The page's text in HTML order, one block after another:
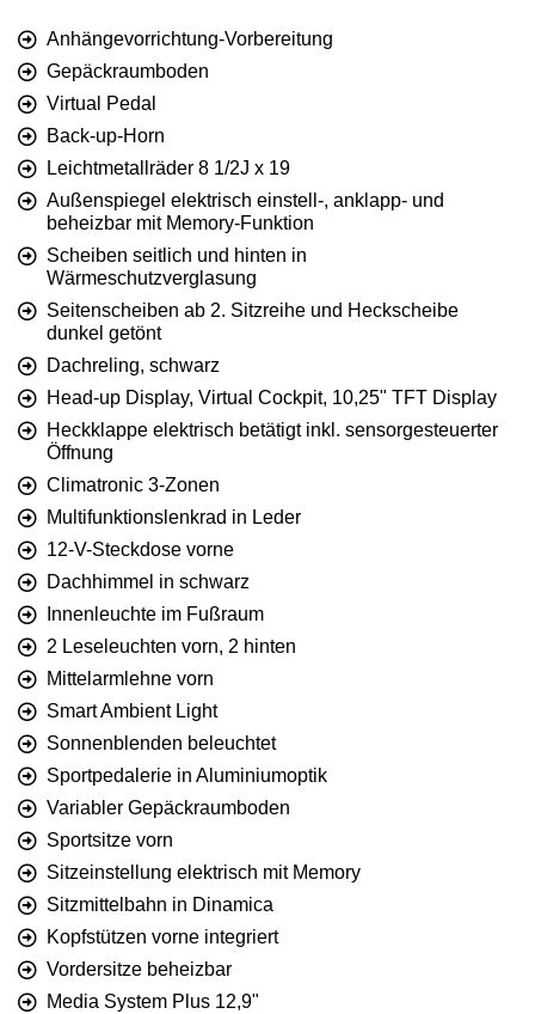
Anhängevorrichtung-Vorbereitung
Gepäckraumboden
Virtual Pedal
Back-up-Horn
Leichtmetallräder 8 1/2J x 19
Außenspiegel elektrisch einstell-, anklapp- und
beheizbar mit Memory-Funktion
Scheiben seitlich und hinten in
Wärmeschutzverglasung
Seitenscheiben ab 2. Sitzreihe und Heckscheibe
dunkel getönt
Dachreling, schwarz
Head-up Display, Virtual Cockpit, 10,25" TFT Display
Heckklappe elektrisch betätigt inkl. sensorgesteuerter
Öffnung
Climatronic 3-Zonen
Multifunktionslenkrad in Leder
12-V-Steckdose vorne
Dachhimmel in schwarz
Innenleuchte im Fußraum
2 Leseleuchten vorn, 2 hinten
Mittelarmlehne vorn
Smart Ambient Light
Sonnenblenden beleuchtet
Sportpedalerie in Aluminiumoptik
Variabler Gepäckraumboden
Sportsitze vorn
Sitzeinstellung elektrisch mit Memory
Sitzmittelbahn in Dinamica
Kopfstützen vorne integriert
Vordersitze beheizbar
Media System Plus 12,9"